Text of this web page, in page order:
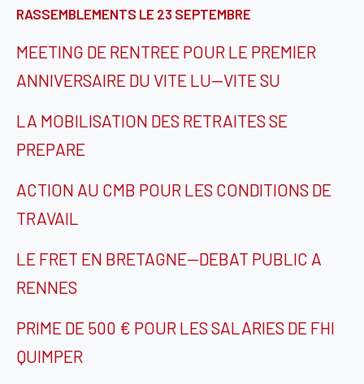
RASSEMBLEMENTS LE 23 SEPTEMBRE
MEETING DE RENTREE POUR LE PREMIER
ANNIVERSAIRE DU VITE LU—VITE SU
LA MOBILISATION DES RETRAITES SE
PREPARE
ACTION AU CMB POUR LES CONDITIONS DE
TRAVAIL
LE FRET EN BRETAGNE—DEBAT PUBLIC A
RENNES
PRIME DE 500 € POUR LES SALARIES DE FHI
QUIMPER